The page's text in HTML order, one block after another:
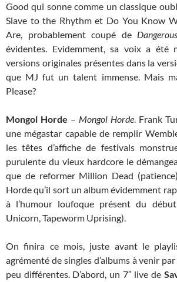
Good qui sonne comme un classique
Slave to the Rhythm et Do You Know
Are, probablement coupé de Dangerous
évidentes. Evidemment, sa voix a été
versions originales présentes dans la
que MJ fut un talent immense. Mais
Please?
Mongol Horde – Mongol Horde. Frank
une mégastar capable de remplir
les têtes d’affiche de festivals
purulente du vieux hardcore le
que de reformer Million Dead
Horde qu’il sort un album évidemment
à l’humour loufoque présent du
Unicorn, Tapeworm Uprising).
On finira ce mois, juste avant le
agrémenté de singles d’albums à venir
peu différentes. D’abord, un 7″ live de